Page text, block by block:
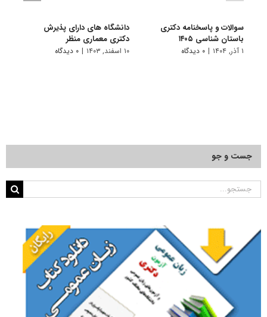
سوالات و پاسخنامه دکتری
باستان شناسی ۱۴۰۵
۱ آذر, ۱۴۰۴ | ۰ دیدگاه
دانشگاه های دارای پذیرش
دکتری ﻣﻌﻤﺎری منظر
۱۰ اسفند, ۱۴۰۳ | ۰ دیدگاه
جست و جو
جستجو